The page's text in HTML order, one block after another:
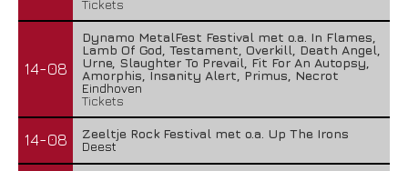
Tickets
14-08
Dynamo MetalFest Festival met o.a. In Flames,
Lamb Of God, Testament, Overkill, Death Angel,
Urne, Slaughter To Prevail, Fit For An Autopsy,
Amorphis, Insanity Alert, Primus, Necrot
Eindhoven
Tickets
14-08
Zeeltje Rock Festival met o.a. Up The Irons
Deest